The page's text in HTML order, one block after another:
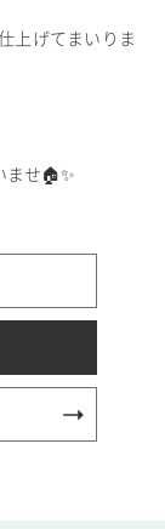
上げてまいりま
ませ🏠✨